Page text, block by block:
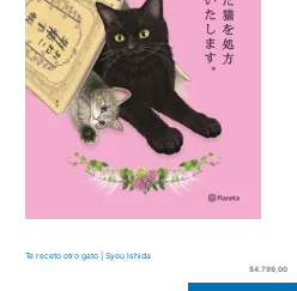
Te receto otro gato | Syou Ishida
$4.799,00